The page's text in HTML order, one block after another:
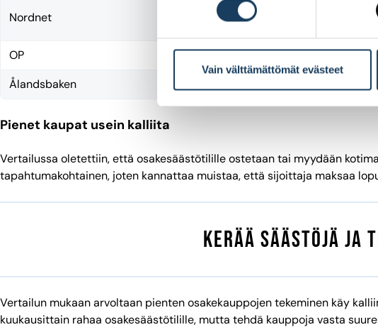
Vain välttämättömät evästeet
Nordnet
0,15 %,
kuussa
OP 0,15 %,
Ålandsbaken
Pienet kaupat usein kalliita
Vertailussa oletettiin, että osakesäästötilille ostetaan tai myydään
tapahtumakohtainen, joten kannattaa muistaa, että sijoittaja maksaa
kerää säästöjä ja
Vertailun mukaan arvoltaan pienten osakekauppojen tekeminen käy
kuukausittain rahaa osakesäästötilille, mutta tehdä kauppoja vasta